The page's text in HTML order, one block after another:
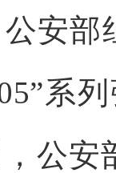
安
系
公安